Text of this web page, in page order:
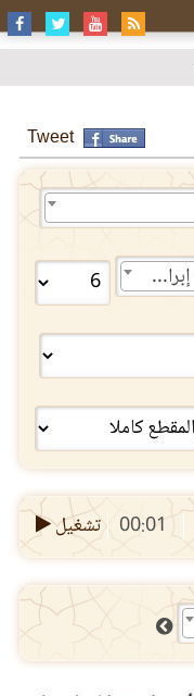
Tweet
14 - إبراهيم
00:01 تشغيل